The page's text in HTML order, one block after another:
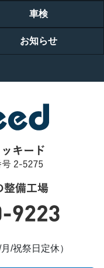
/祝祭日定休）
車検
お知らせ